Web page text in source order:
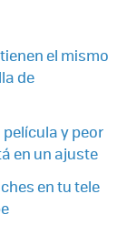
el mismo
de
y peor
en un ajuste
en tu tele